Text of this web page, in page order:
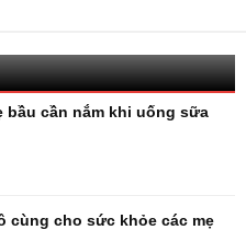
bầu cần nắm khi uống sữa
cùng cho sức khỏe các mẹ